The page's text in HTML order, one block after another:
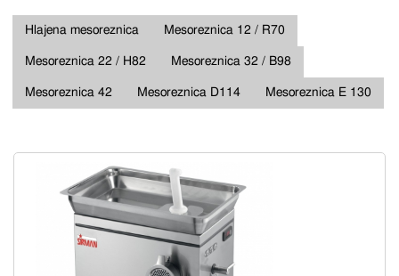
Hlajena mesoreznica Mesoreznica 12 / R70
Mesoreznica 22 / H82 Mesoreznica 32 / B98
Mesoreznica 42 Mesoreznica D114 Mesoreznica E 130